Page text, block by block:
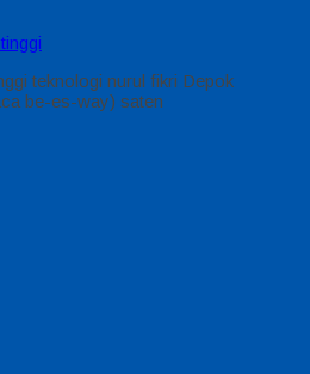
teknologi nurul fikri Depok
be-es-way) saten